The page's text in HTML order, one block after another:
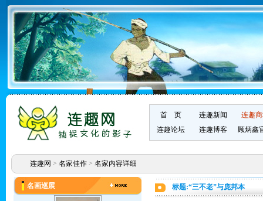
首 页 连趣新闻
连趣
连趣论坛
连趣博客 顾炳鑫
连趣网 > 名家佳作> 名家内容详细
名画巡展 标题:“三不老”与庞邦本